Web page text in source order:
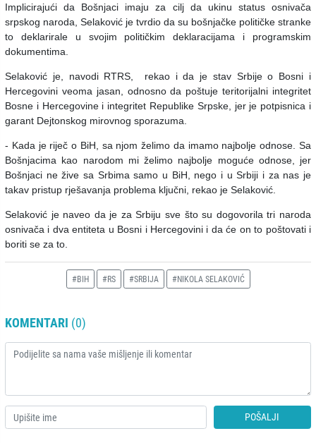
Implicirajući da Bošnjaci imaju za cilj da ukinu status osnivača
srpskog naroda, Selaković je tvrdio da su bošnjačke političke stranke
to deklarirale u svojim političkim deklaracijama i programskim
dokumentima.
Selaković je, navodi RTRS, rekao i da je stav Srbije o Bosni i
Hercegovini veoma jasan, odnosno da poštuje teritorijalni integritet
Bosne i Hercegovine i integritet Republike Srpske, jer je potpisnica i
garant Dejtonskog mirovnog sporazuma.
- Kada je riječ o BiH, sa njom želimo da imamo najbolje odnose. Sa
Bošnjacima kao narodom mi želimo najbolje moguće odnose, jer
Bošnjaci ne žive sa Srbima samo u BiH, nego i u Srbiji i za nas je
takav pristup rješavanja problema ključni, rekao je Selaković.
Selaković je naveo da je za Srbiju sve što su dogovorila tri naroda
osnivača i dva entiteta u Bosni i Hercegovini i da će on to poštovati i
boriti se za to.
#BIH #RS #SRBIJA #NIKOLA SELAKOVIĆ
KOMENTARI (0)
POŠALJI